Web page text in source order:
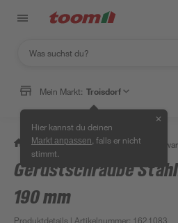
Mein Markt: Troisdorf
Hier kannst du deinen
Markt anpassen , falls er nicht
stimmt.
✕
/ Werkstatt & Maschinen /
Gerüstschraube
190 mm
Produktdetails | Artikelnummer: 1621083